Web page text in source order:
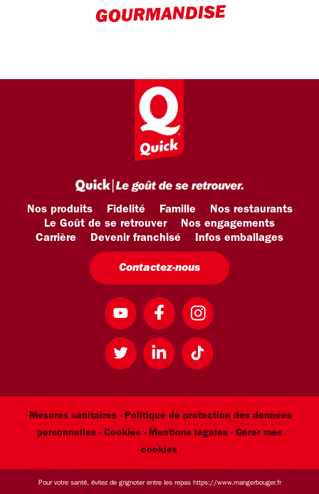
GOURMANDISE
Nos produits Fidelité Famille
Nos restaurants
Le Goût de se retrouver
Nos engagements
Carrière
Devenir franchisé Infos emballages
Contactez-nous
Mesures sanitaires - Politique de protection des données
personnelles - Cookies - Mentions légales - Gérer mes
cookies
Pour votre santé, évitez de grignoter entre les repas https://www.mangerbouger.fr